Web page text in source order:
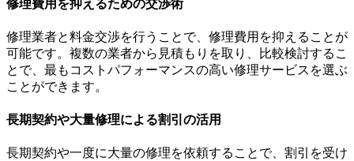
修理費用を抑えるための交渉術
修理業者と料金交渉を行うことで、修理費用を抑えることが
可能です。複数の業者から見積もりを取り、比較検討するこ
とで、最もコストパフォーマンスの高い修理サービスを選ぶ
ことができます。
長期契約や大量修理による割引の活用
長期契約や一度に大量の修理を依頼することで、割引を受け